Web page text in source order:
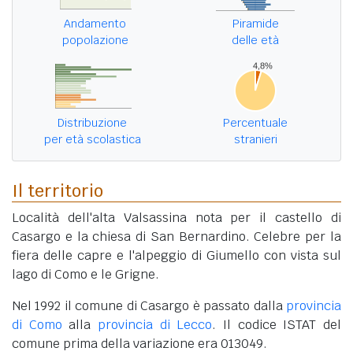
Andamento
popolazione
Piramide
delle età
Distribuzione
per età scolastica
Percentuale
stranieri
Il territorio
Località dell'alta Valsassina nota per il castello di
Casargo e la chiesa di San Bernardino. Celebre per la
fiera delle capre e l'alpeggio di Giumello con vista sul
lago di Como e le Grigne.
Nel 1992 il comune di Casargo è passato dalla provincia
di Como alla provincia di Lecco. Il codice ISTAT del
comune prima della variazione era 013049.